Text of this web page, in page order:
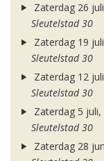
Zaterdag 26
Sleutelstad 30
Zaterdag 19
Sleutelstad 30
Zaterdag 12
Sleutelstad 30
Zaterdag 5 juli,
Sleutelstad 30
Zaterdag 28